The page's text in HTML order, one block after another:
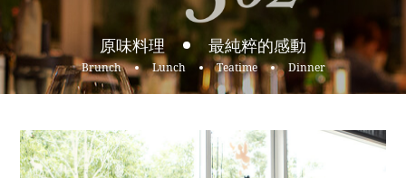
原味料理 最純粹的感動
Brunch Lunch Teatime Dinner
關於店主人